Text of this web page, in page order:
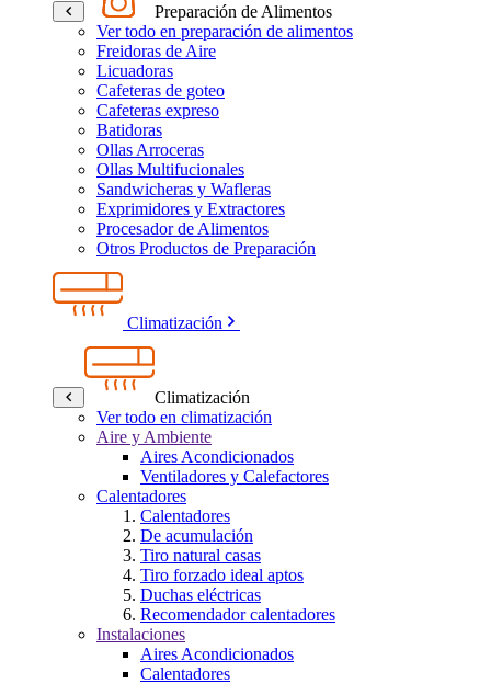
Preparación de Alimentos
Ver todo en preparación de alimentos
Freidoras de Aire
Licuadoras
Cafeteras de goteo
Cafeteras expreso
Batidoras
Ollas Arroceras
Ollas Multifucionales
Sandwicheras y Wafleras
Exprimidores y Extractores
Procesador de Alimentos
Otros Productos de Preparación
Climatización
Climatización
Ver todo en climatización
Aire y Ambiente
Aires Acondicionados
Ventiladores y Calefactores
Calentadores
Calentadores
De acumulación
Tiro natural casas
Tiro forzado ideal aptos
Duchas eléctricas
Recomendador calentadores
Instalaciones
Aires Acondicionados
Calentadores